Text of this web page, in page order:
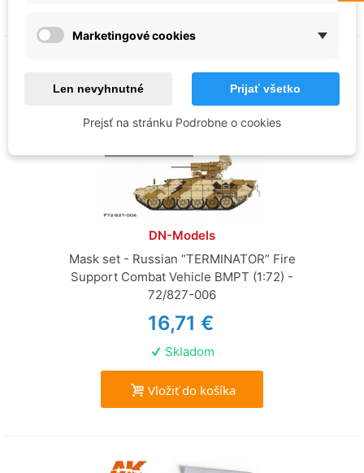
DN-Models
Mask set - Russian “TERMINATOR” Fire
Support Combat Vehicle BMPT (1:72) -
72/827-006
16,71 €
Skladom
Vložiť do košíka
Marketingové cookies
Len nevyhnutné Prijať všetko
Prejsť na stránku Podrobne o cookies